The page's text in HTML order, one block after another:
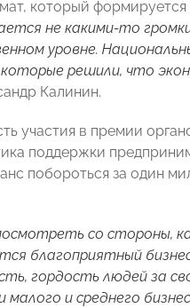
который формируется
не какими-то
уровне.
решили, что
Калинин.
в премии
поддержки
побороться за один
со стороны,
благоприятный
гордость людей за
и среднего